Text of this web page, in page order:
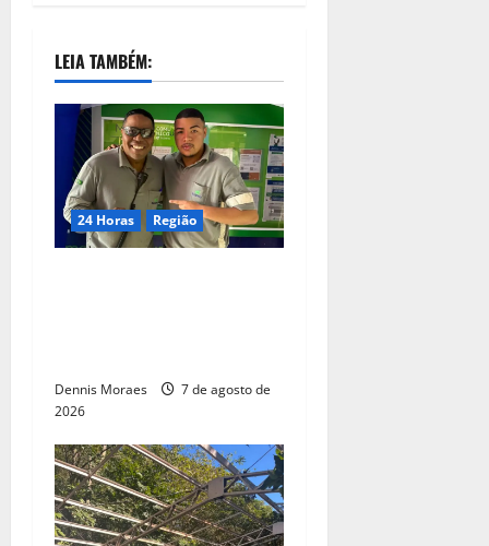
LEIA TAMBÉM:
24 Horas Região
Dennis Moraes
7 de agosto de
2026